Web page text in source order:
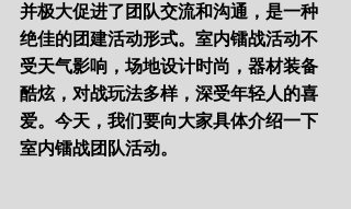
并极大促进了团队交流和沟通，是一种
绝佳的团建活动形式。室内镭战活动不
受天气影响，场地设计时尚，器材装备
酷炫，对战玩法多样，深受年轻人的喜
爱。今天，我们要向大家具体介绍一下
室内镭战团队活动。